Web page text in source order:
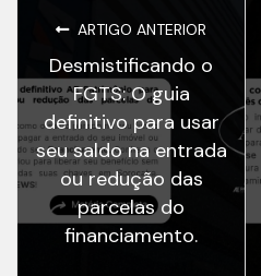
ARTIGO ANTERIOR
Desmistificando o
FGTS: O guia
definitivo para usar
seu saldo na entrada
ou redução das
parcelas do
financiamento.